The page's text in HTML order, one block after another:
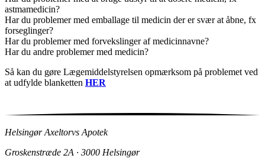
astmamedicin?
Har du problemer med emballage til medicin der er svær at åbne, fx
forseglinger?
Har du problemer med forvekslinger af medicinnavne?
Har du andre problemer med medicin?
Så kan du gøre Lægemiddelstyrelsen opmærksom på problemet ved
at udfylde blanketten HER
Helsingør Axeltorvs Apotek
Groskenstræde 2A · 3000 Helsingør